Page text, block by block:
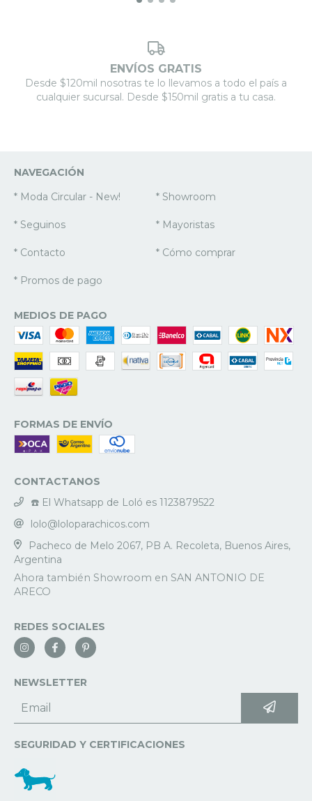
ENVÍOS GRATIS
Desde $120mil nosotras te lo llevamos a todo el país a
cualquier sucursal. Desde $150mil gratis a tu casa.
NAVEGACIÓN
* Moda Circular - New!
* Showroom
* Seguinos * Mayoristas
* Contacto * Cómo comprar
* Promos de pago
MEDIOS DE PAGO
FORMAS DE ENVÍO
CONTACTANOS
☎️ El Whatsapp de Loló es 1123879522
lolo@loloparachicos.com
Pacheco de Melo 2067, PB A. Recoleta, Buenos Aires,
Argentina
REDES SOCIALES
NEWSLETTER
SEGURIDAD Y CERTIFICACIONES